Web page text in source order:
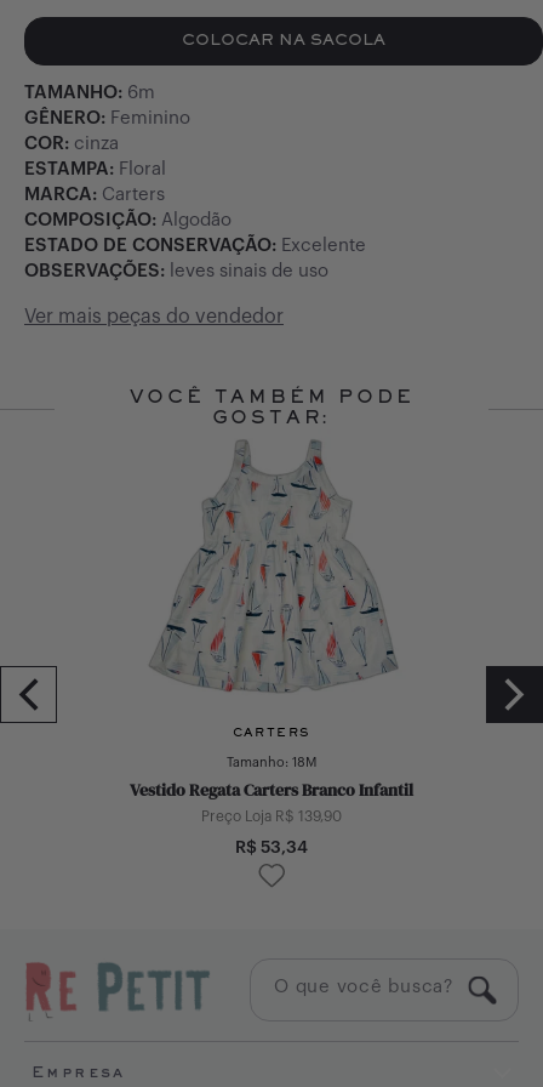
COLOCAR NA SACOLA
TAMANHO: 6m
GÊNERO: Feminino
COR: cinza
ESTAMPA: Floral
MARCA: Carters
COMPOSIÇÃO: Algodão
ESTADO DE CONSERVAÇÃO: Excelente
OBSERVAÇÕES: leves sinais de uso
Ver mais peças do vendedor
VOCÊ TAMBÉM PODE
GOSTAR:
CARTERS
Tamanho: 18M
Vestido Regata Carters Branco Infantil
Preço Loja R$ 139,90
R$ 53,34
Empresa